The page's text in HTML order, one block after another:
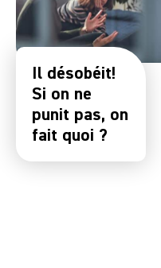
Il désobéit!
Si on ne
punit pas, on
fait quoi ?